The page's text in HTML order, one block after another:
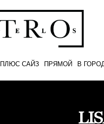
ПЛЮС САЙЗ ПРЯМОЙ В